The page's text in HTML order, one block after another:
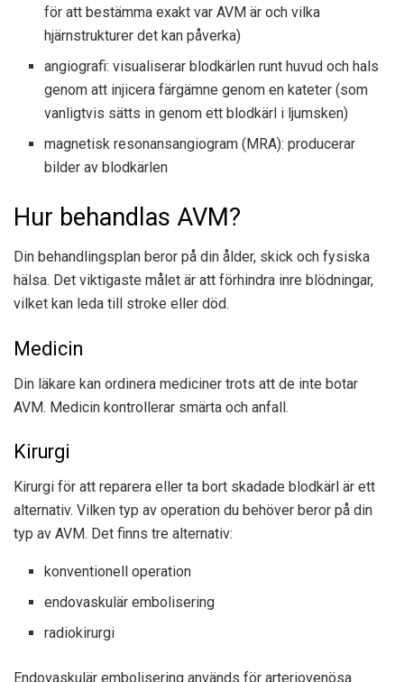
för att bestämma exakt var AVM är och vilka
hjärnstrukturer det kan påverka)
angiografi: visualiserar blodkärlen runt huvud och hals
genom att injicera färgämne genom en kateter (som
vanligtvis sätts in genom ett blodkärl i ljumsken)
magnetisk resonansangiogram (MRA): producerar
bilder av blodkärlen
Hur behandlas AVM?
Din behandlingsplan beror på din ålder, skick och fysiska
hälsa. Det viktigaste målet är att förhindra inre blödningar,
vilket kan leda till stroke eller död.
Medicin
Din läkare kan ordinera mediciner trots att de inte botar
AVM. Medicin kontrollerar smärta och anfall.
Kirurgi
Kirurgi för att reparera eller ta bort skadade blodkärl är ett
alternativ. Vilken typ av operation du behöver beror på din
typ av AVM. Det finns tre alternativ:
konventionell operation
endovaskulär embolisering
radiokirurgi
Endovaskulär embolisering används för arteriovenösa